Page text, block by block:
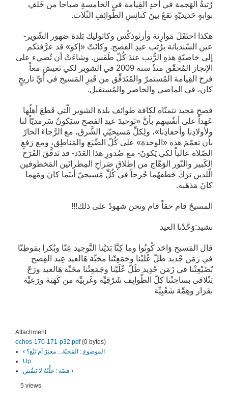
رُتبةُ الهَجمة في أحدِ القِيامة في الخامسةِ صباحاً من خَلفِ
بوابةٍ حَديديّةٍ تَقعُ بينَ كَنائِسِ الطّوائِفِ الثّلاث.
هكذا احتَفَلَ مَوارِنة وأرثوذكُس وكاثوليك بَلدة ضهور الشّوير-
عين السّنديانة برُتب عيدِ الفصح. وكانَتْ «إكو» قد عرَّفتكم
إلى خاصيّةِ هذهِ الرُّتب عندَ كُلّ طَقس. وشاءَتْ أن تُضيء على
الإنجاز المُحقّق منذُ سنة 2009 في الشوير لكي نَعيشَ معاً
فرحَ القِيامة المُستمرّ والمُتَدَفِّق من قَبرِ المَسيح في أيِّ تاريخٍ
كان، في الماضي والحاضر والمُستقبل.
فصح مَجيد نتمنّاه لكافة طوائف بلدة الشوير الّتي قَطعَ أهلُها
عَهداً على أنفُسِهم بأنَّ «تَوحيدَ عيدِ الفصح سيَكونُ سَرمديّاً لنا
ولأولادِنا وأحفادِنا»، ولِكلِّ مَسيحيّي الشَّرق، مع الرَّجاءَ الحارّ
بأن تعمّمَ هذه «الوحدة» على كُلّ الضِّيَع والمَناطِق، ومع رَفعِ
الصّلاة عالياً لكي يَكونَ- مع صُدورِ هذا العَدَد- قد تَدفَّقَ الفَرَح
الكَبير والنّور الوَهّاج من إطلاقِ صَراحِ المِطرانَين المَخطوفين
الّلذين ترَكَ خَطفهُما جُرحاً في كُلِّ مَسيحيّ أينَما كانَ ومَهما
كانَ مَذهَبه.
المسيحُ قام حقاً قام ونحن شهودٌ على ذلك!!!
نشيد:وَحَّدْنا العيد
قال المَسيح وَاحَد كُونُوا وما كِنَّا بَدَيْنا التَّوحِيد عِنّا وبُكرا بمَوطِنّا
في زَمَن جْديد طَلّ عْلَيْنا وجَمَعِتْنا محَبِّة هَالعيد عِيد الفِصح
بْضَيْعِتْنا في زَمَن جْدِيد طَلّ عْلَيْنا وجَمَعِتْنا محَبِّة هَالعيد ورَحْ
تِتْلاقى بساحِتْنا كِلّ الطَّوايِف شَرْقِيِّة وغَربِيِّة من كَهَنِة ورَعِيِّة
بقَرَار وهِمِّة شَعْبِيِّة
Attachment
echos-170-171-p32.pdf (0 bytes)
‹ الموضوع : المَحبّة... معبَرٌ أم نَبْع؟
Up
›
5 views